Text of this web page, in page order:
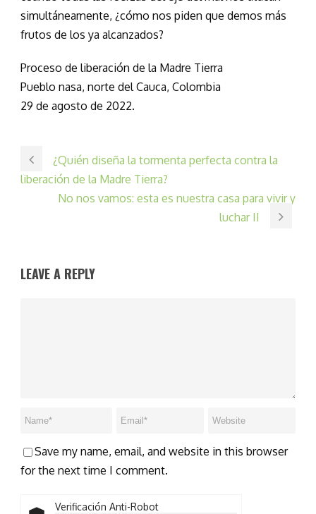
simultáneamente, ¿cómo nos piden que demos más
frutos de los ya alcanzados?
Proceso de liberación de la Madre Tierra
Pueblo nasa, norte del Cauca, Colombia
29 de agosto de 2022.
¿Quién diseña la tormenta perfecta contra la
liberación de la Madre Tierra?
No nos vamos: esta es nuestra casa para vivir y
luchar II
LEAVE A REPLY
Save my name, email, and website in this browser
for the next time I comment.
Verificación Anti-Robot